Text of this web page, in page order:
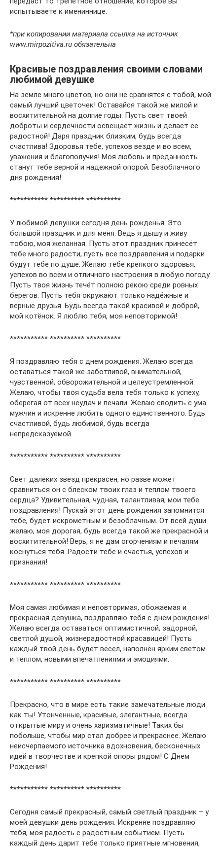
испытываете к имениннице.
*при копировании материала ссылка на источник
www.mirpozitiva.ru обязательна
Красивые поздравления своими словами
любимой девушке
На земле много цветов, но они не сравнятся с тобой, мой
самый лучший цветочек! Оставайся такой же милой и
восхитительной на долгие годы. Пусть свет твоей
доброты и сердечности освещает жизнь и делает ее
радостной! Даря праздник близким, будь всегда
счастлива! Здоровья тебе, успехов везде и во всем,
уважения и благополучия! Моя любовь и преданность
станут тебе верной и надежной опорой. Безоблачного
дня рождения!
*********** ********** **********
У любимой девушки сегодня день рожденья. Это
большой праздник и для меня. Ведь я дышу и живу
тобою, моя желанная. Пусть этот праздник принесёт
тебе много радости, пусть все поздравления и подарки
будут тебе по душе. Желаю тебе крепкого здоровья,
успехов во всём и отличного настроения в любую погоду.
Пусть твоя жизнь течёт полною рекою среди ровных
берегов. Пусть тебя окружают только надёжные и
верные друзья. Будь всегда такой красивой и доброй,
мой котёнок. Я люблю тебя, моя неповторимой!
*********** ********** **********
Я поздравляю тебя с днем рождения. Желаю всегда
оставаться такой же заботливой, внимательной,
чувственной, обворожительной и целеустремленной.
Желаю, чтобы твоя судьба вела тебя только к успеху,
оберегая от всех неудач и печали. Желаю сводить с ума
мужчин и искренне любить одного единственного. Будь
счастливой, будь любимой, будь всегда
непредсказуемой.
*********** ********** **********
Свет далеких звезд прекрасен, но разве может
сравниться он с блеском твоих глаз и теплом твоего
сердца? Удивительная, чудная, талантливая, мои тебе
поздравления! Пускай этот день рождения запомнится
тебе, будет искрометным и безоблачным. От всей души
желаю, моя дорогая, будь всегда такой же прекрасной и
восхитительной! Верь, я не дам огорчениям и печалям
коснуться тебя. Радости тебе и счастья, успехов и
признания!
*********** ********** **********
Моя самая любимая и неповторимая, обожаемая и
прекрасная девушка, поздравляю тебя с днем рождения!
Желаю всегда оставаться оптимистичной, задорной,
светлой душой, жизнерадостной красавицей! Пусть
каждый твой день будет весел, наполнен ярким светом
и теплом, новыми впечатлениями и эмоциями.
*********** ********** **********
Прекрасно, что в мире есть такие замечательные люди
как ты! Утонченные, красивые, элегантные, всегда
открытые миру и очень харизматичные! Таких бы
побольше, чтобы мир стал добрее и прекраснее. Желаю
неисчерпаемого источника вдохновения, бесконечных
идей в творчестве и крепкой опоры рядом! С Днем
Рождения!
*********** ********** **********
Сегодня самый прекрасный, самый светлый праздник – у
моей девушки день рождения. Искренне поздравляю
тебя, моя радость с радостным событием. Пусть
каждый день дарит тебе только приятные мгновения,